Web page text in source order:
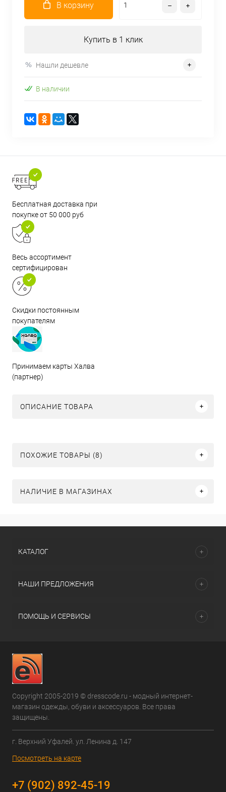
В корзину
Купить в 1 клик
Нашли дешевле
В наличии
Бесплатная доставка при
покупке от 50 000 руб
Весь ассортимент
сертифицирован
Скидки постоянным
покупателям
Принимаем карты Халва
(партнер)
ОПИСАНИЕ ТОВАРА
ПОХОЖИЕ ТОВАРЫ (8)
НАЛИЧИЕ В МАГАЗИНАХ
КАТАЛОГ
НАШИ ПРЕДЛОЖЕНИЯ
ПОМОЩЬ И СЕРВИСЫ
Copyright 2005-2019 © dresscode.ru - модный интернет-
магазин одежды, обуви и аксессуаров. Все права
защищены.
г. Верхний Уфалей. ул. Ленина д. 147
Посмотреть на карте
+7 (902) 892-45-19